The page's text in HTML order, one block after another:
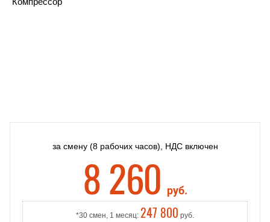
8 260руб.
за смену (8 рабочих часов), НДС включен
*30 смен, 1 месяц: 247 800 руб.